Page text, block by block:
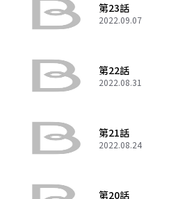
第23話
2022.09.07
第22話
2022.08.31
第21話
2022.08.24
第20話